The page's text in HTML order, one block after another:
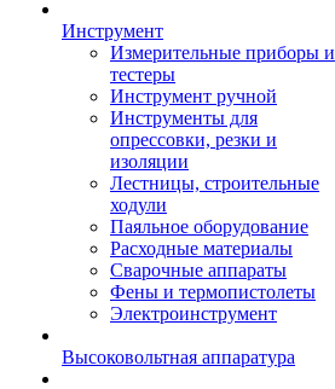
Инструмент
Измерительные приборы и
тестеры
Инструмент ручной
Инструменты для
опрессовки, резки и
изоляции
Лестницы, строительные
ходули
Паяльное оборудование
Расходные материалы
Сварочные аппараты
Фены и термопистолеты
Электроинструмент
Высоковольтная аппаратура